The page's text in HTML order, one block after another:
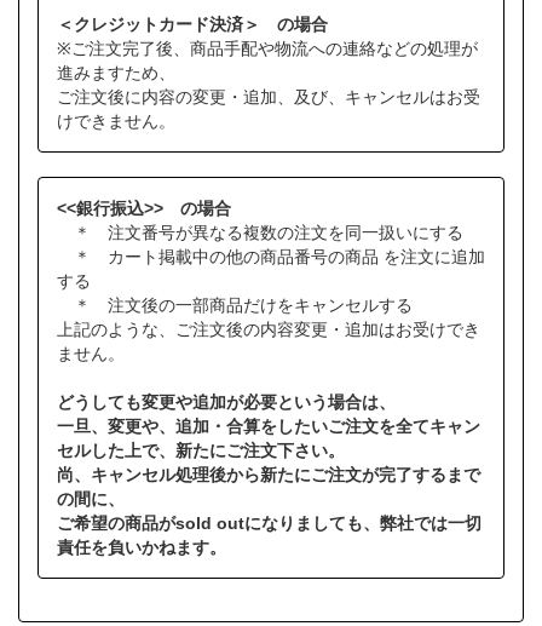
＜クレジットカード決済＞ の場合
※ご注文完了後、商品手配や物流への連絡などの処理が
進みますため、
ご注文後に内容の変更・追加、及び、キャンセルはお受
けできません。
<<銀行振込>> の場合
＊ 注文番号が異なる複数の注文を同一扱いにする
＊ カート掲載中の他の商品番号の商品 を注文に追加
する
＊ 注文後の一部商品だけをキャンセルする
上記のような、ご注文後の内容変更・追加はお受けでき
ません。
どうしても変更や追加が必要という場合は、
一旦、変更や、追加・合算をしたいご注文を全てキャン
セルした上で、新たにご注文下さい。
尚、キャンセル処理後から新たにご注文が完了するまで
の間に、
ご希望の商品がsold outになりましても、弊社では一切
責任を負いかねます。